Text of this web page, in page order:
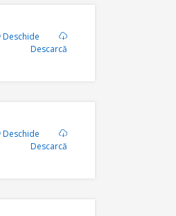
Deschide
Descarcă
Deschide
Descarcă